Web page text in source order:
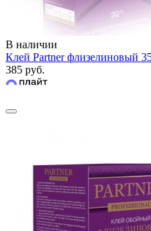
В наличии
Клей Partner флизелиновый
385 руб.